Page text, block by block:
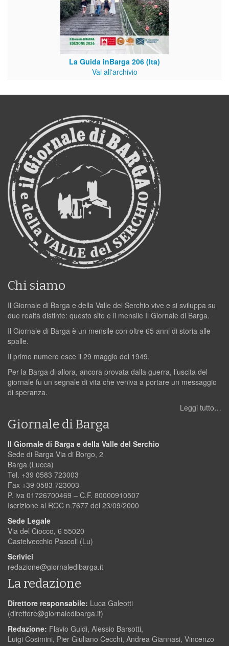
La Guida inBarga 206 (Ita)
Vai all'archivio
Chi siamo
Il Giornale di Barga e della Valle del Serchio vive e si sviluppa su
due realtà distinte: questo sito e il mensile Il Giornale di Barga.
Il Giornale di Barga è un mensile con oltre 65 anni di storia alle
spalle.
Il primo numero esce il 29 maggio del 1949.
Per la Barga di allora, ancora provata dalla guerra, l’uscita del
giornale fu un segnale di vita che veniva a portare un messaggio
di speranza.
Leggi tutto…
Giornale di Barga
Il Giornale di Barga e della Valle del Serchio
Sede di Barga Via di Borgo, 2
Barga (Lucca)
Tel. +39 0583 723003
Fax +39 0583 723003
P. iva 01726700469 – C.F. 80000910507
Iscrizione al ROC n.7677 del 23/09/2000
Sede Legale
Via del Ciocco, 6 55020
Castelvecchio Pascoli (Lu)
Scrivici
redazione@giornaledibarga.it
La redazione
Direttore responsabile: Luca Galeotti
(direttore@giornaledibarga.it)
Redazione: Flavio Guidi, Alessio Barsotti,
Luigi Cosimini, Pier Giuliano Cecchi, Andrea Giannasi, Vincenzo